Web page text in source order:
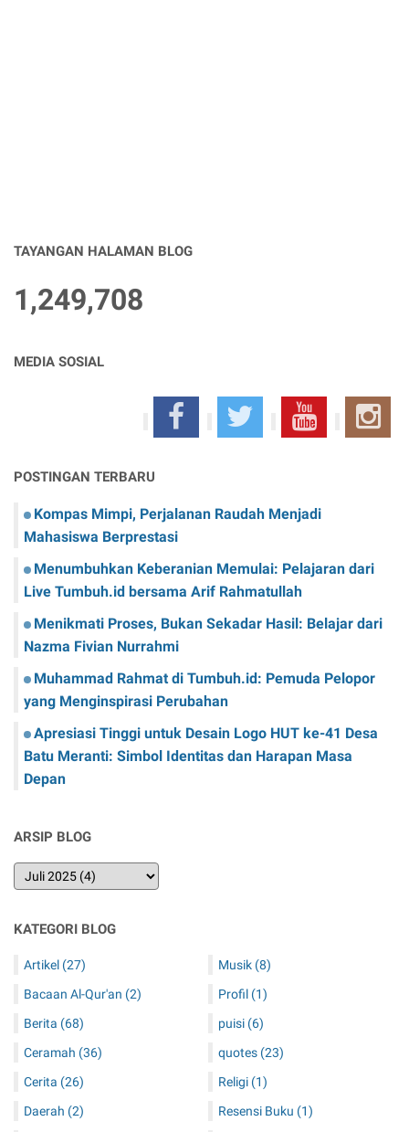
TAYANGAN HALAMAN BLOG
1,249,708
MEDIA SOSIAL
POSTINGAN TERBARU
Kompas Mimpi, Perjalanan Raudah Menjadi
Mahasiswa Berprestasi
Menumbuhkan Keberanian Memulai: Pelajaran dari
Live Tumbuh.id bersama Arif Rahmatullah
Menikmati Proses, Bukan Sekadar Hasil: Belajar dari
Nazma Fivian Nurrahmi
Muhammad Rahmat di Tumbuh.id: Pemuda Pelopor
yang Menginspirasi Perubahan
Apresiasi Tinggi untuk Desain Logo HUT ke-41 Desa
Batu Meranti: Simbol Identitas dan Harapan Masa
Depan
ARSIP BLOG
KATEGORI BLOG
Artikel (27)
Bacaan Al-Qur'an (2)
Berita (68)
Ceramah (36)
Cerita (26)
Daerah (2)
Musik (8)
Profil (1)
puisi (6)
quotes (23)
Religi (1)
Resensi Buku (1)